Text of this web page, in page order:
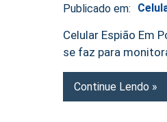
Publicado em:
Daniel
Espião
No
comments
Celular Espião Em
se faz para
Continue Lendo